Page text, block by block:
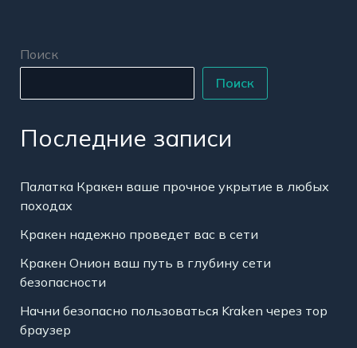
Поиск
Поиск
Последние записи
Палатка Кракен ваше прочное укрытие в любых
походах
Кракен надежно проведет вас в сети
Кракен Онион ваш путь в глубину сети
безопасности
Начни безопасно пользоваться Kraken через тор
браузер